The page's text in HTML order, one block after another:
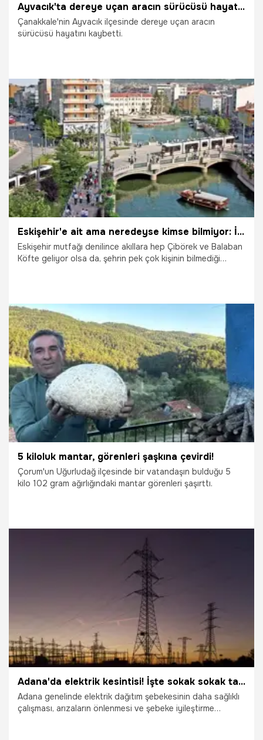
Ayvacık'ta dereye uçan aracın sürücüsü hayatını kaybetti
Çanakkale'nin Ayvacık ilçesinde dereye uçan aracın
sürücüsü hayatını kaybetti.
15.07.2026 Gündem
Eskişehir'e ait ama neredeyse kimse bilmiyor: İşte o 6 yemek ve tatlı
Eskişehir mutfağı denilince akıllara hep Çibörek ve Balaban
Köfte geliyor olsa da, şehrin pek çok kişinin bilmediği
24.06.2026 Eskişehir
5 kiloluk mantar, görenleri şaşkına çevirdi!
Çorum'un Uğurludağ ilçesinde bir vatandaşın bulduğu 5
kilo 102 gram ağırlığındaki mantar görenleri şaşırttı.
Adana'da elektrik kesintisi! İşte sokak sokak tam liste!
Adana genelinde elektrik dağıtım şebekesinin daha sağlıklı
çalışması, arızaların önlenmesi ve şebeke iyileştirme